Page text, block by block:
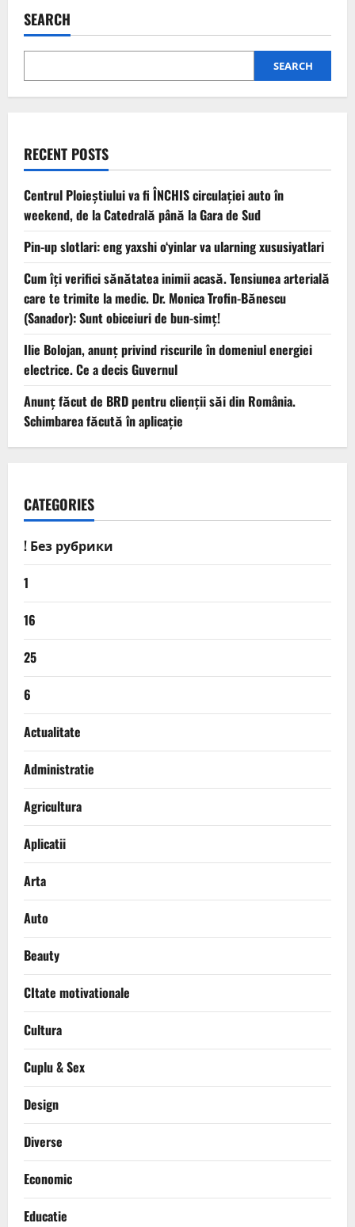
SEARCH
SEARCH
RECENT POSTS
Centrul Ploieștiului va fi ÎNCHIS circulației auto în
weekend, de la Catedrală până la Gara de Sud
Pin-up slotlari: eng yaxshi o‘yinlar va ularning xususiyatlari
Cum îți verifici sănătatea inimii acasă. Tensiunea arterială
care te trimite la medic. Dr. Monica Trofin-Bănescu
(Sanador): Sunt obiceiuri de bun-simț!
Ilie Bolojan, anunț privind riscurile în domeniul energiei
electrice. Ce a decis Guvernul
Anunț făcut de BRD pentru clienții săi din România.
Schimbarea făcută în aplicație
CATEGORIES
! Без рубрики
1
16
25
6
Actualitate
Administratie
Agricultura
Aplicatii
Arta
Auto
Beauty
CItate motivationale
Cultura
Cuplu & Sex
Design
Diverse
Economic
Educatie